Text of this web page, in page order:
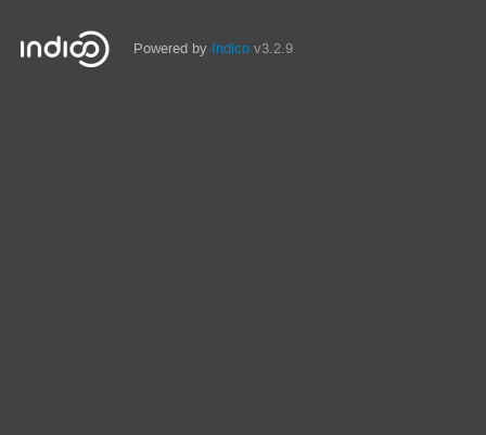
Powered by Indico v3.2.9